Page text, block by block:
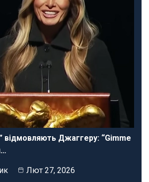
відмовляють Джаггеру: “Gimme
Лют 27, 2026